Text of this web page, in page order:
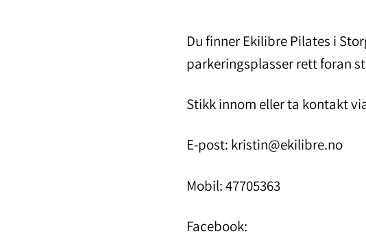
Du finner Ekilibre Pilates i
parkeringsplasser rett foran
Stikk innom eller ta kontakt
E-post: kristin@ekilibre.no
Mobil: 47705363
Facebook: